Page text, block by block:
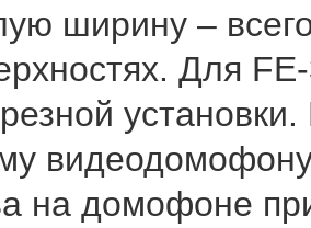
ширину –
Для
на домофоне